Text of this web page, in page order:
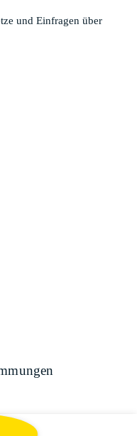
und Einfragen über